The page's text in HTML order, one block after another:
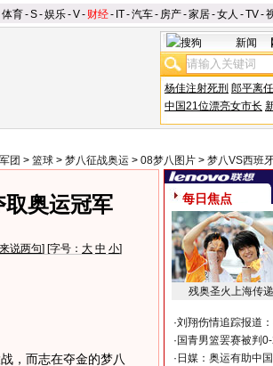
体育-S-娱乐-V- 财经- IT-汽车- 房产-家居-女人 -TV-
新闻
杨佳注射死刑 郎平离
中国21位漂亮女市长
团 > 篮球 > 梦八征战奥运 > 08梦八图片 > 梦八VS西班
奥运冠军
说两句] [字号： 大 中 小]
，而志在夺金的梦八
每日焦点
残奥圣火上海传递
·刘翔伤情追踪报道
· 国青男篮罢赛被判
· 日媒：奥运有助中